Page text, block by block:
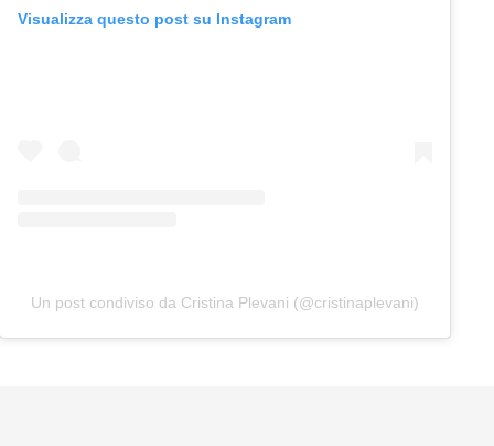
Visualizza questo post su Instagram
Un post condiviso da Cristina Plevani (@cristinaplevani)